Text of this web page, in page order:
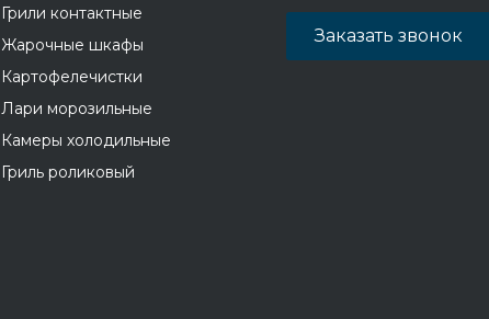
Грили контактные
Жарочные шкафы
Картофелечистки
Лари морозильные
Камеры холодильные
Гриль роликовый
Заказать звонок